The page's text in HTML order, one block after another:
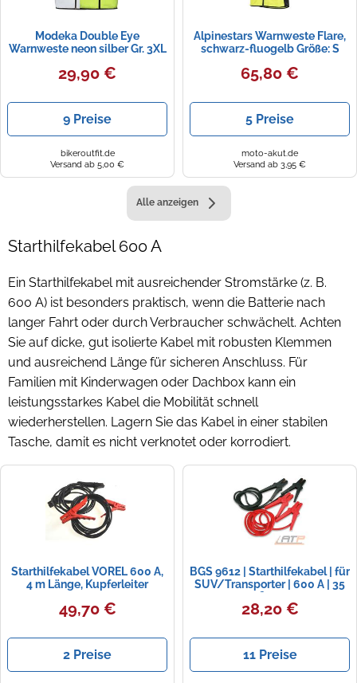
Modeka Double Eye
Warnweste neon silber Gr. 3XL
29,90 €
9 Preise
bikeroutfit.de
Versand ab 5,00 €
Alpinestars Warnweste Flare,
schwarz-fluogelb Größe: S
65,80 €
5 Preise
moto-akut.de
Versand ab 3,95 €
Alle anzeigen
Starthilfekabel 600 A
Ein Starthilfekabel mit ausreichender Stromstärke (z. B.
600 A) ist besonders praktisch, wenn die Batterie nach
langer Fahrt oder durch Verbraucher schwächelt. Achten
Sie auf dicke, gut isolierte Kabel mit robusten Klemmen
und ausreichend Länge für sicheren Anschluss. Für
Familien mit Kinderwagen oder Dachbox kann ein
leistungsstarkes Kabel die Mobilität schnell
wiederherstellen. Lagern Sie das Kabel in einer stabilen
Tasche, damit es nicht verknotet oder korrodiert.
Starthilfekabel VOREL 600 A,
4 m Länge, Kupferleiter
49,70 €
2 Preise
BGS 9612 | Starthilfekabel | für
SUV/Transporter | 600 A | 35
28,20 €
11 Preise